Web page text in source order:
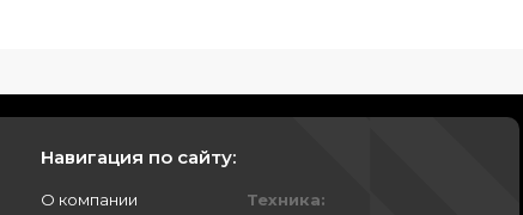
Навигация по сайту:
О компании
Техника: